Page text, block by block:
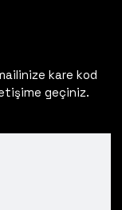
kare kod
geçiniz.